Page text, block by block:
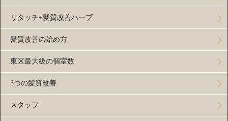
リタッチ+髪質改善ハーブ
髪質改善の始め方
東区最大級の個室数
3つの髪質改善
スタッフ